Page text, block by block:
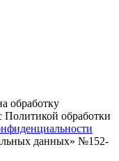
обработку
Политикой обработки
данных» №152-